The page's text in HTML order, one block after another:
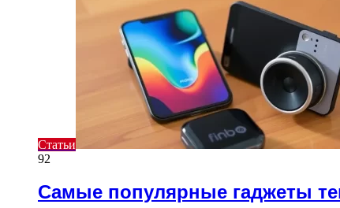
Статьи
92
Самые популярные гаджеты